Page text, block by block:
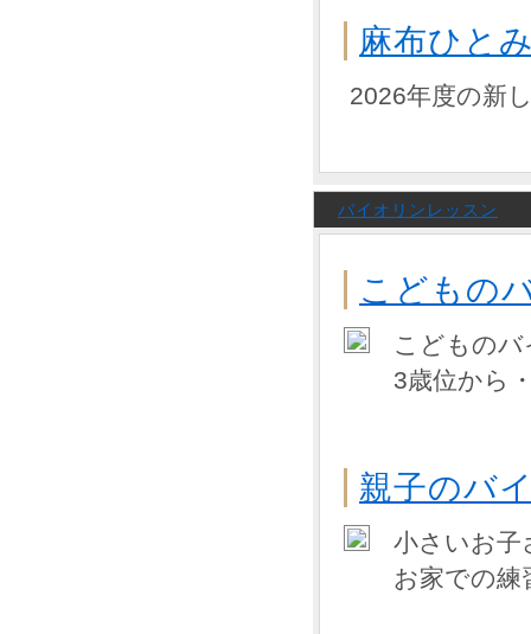
麻布ひと
2026年度の新
バイオリンレッスン
こどもの
こどもの
3歳位から
親子のバ
小さいお子
お家での練